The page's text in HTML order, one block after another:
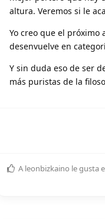
altura. Veremos si le
Yo creo que el próximo
desenvuelve en
Y sin duda eso de ser
más puristas de la
A leonbizkaino le gusta